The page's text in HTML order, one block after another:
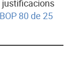
justificacions
BOP 80 de 25